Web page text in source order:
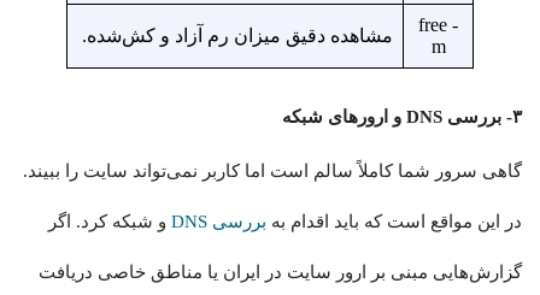
free -
m
مشاهده دقیق میزان رم آزاد و کش‌شده.
۳- بررسی DNS و ارورهای شبکه
گاهی سرور شما کاملاً سالم است اما کاربر نمی‌تواند سایت را ببیند.
در این مواقع است که باید اقدام به بررسی DNS و شبکه کرد. اگر
گزارش‌هایی مبنی بر ارور سایت در ایران یا مناطق خاصی دریافت